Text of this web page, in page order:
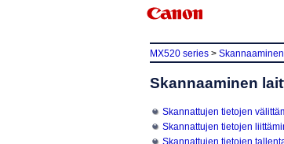
MX520 series > Skannaaminen
Skannaaminen
Skannattujen tietojen
Skannattujen tietojen
Skannattujen tietojen